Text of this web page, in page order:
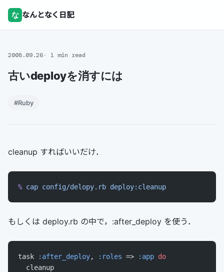
な なんとなく日記
2008.09.26 1 min read
古いdeployを消すには
#Ruby
cleanup すればいいだけ．
% cap config/delopy.rb deploy:cleanup
もしくは deploy.rb の中で，:after_deploy を使う．
task :after_deploy, :roles => :app do
  cleanup